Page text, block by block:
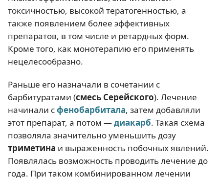
токсичностью, высокой тератогенностью, а
также появлением более эффективных
препаратов, в том числе и ретардных форм.
Кроме того, как монотерапию его применять
нецелесообразно.
Раньше его назначали в сочетании с
барбитуратами (смесь Серейского). Лечение
начинали сфенобарбитала, затем добавляли
этот препарат, а потом —диакарб. Такая схема
позволяла значительно уменьшить дозу
триметина и выраженность побочных явлений.
Появлялась возможность проводить лечение до
года. При таком комбинированном лечении